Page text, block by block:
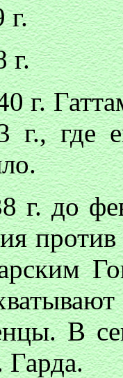
г.
г.
г.
где
г. до
В
Гарда.